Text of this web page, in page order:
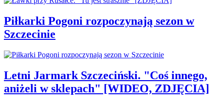
Piłkarki Pogoni rozpoczynają sezon w
Szczecinie
Letni Jarmark Szczeciński. "Coś innego,
aniżeli w sklepach" [WIDEO, ZDJĘCIA]